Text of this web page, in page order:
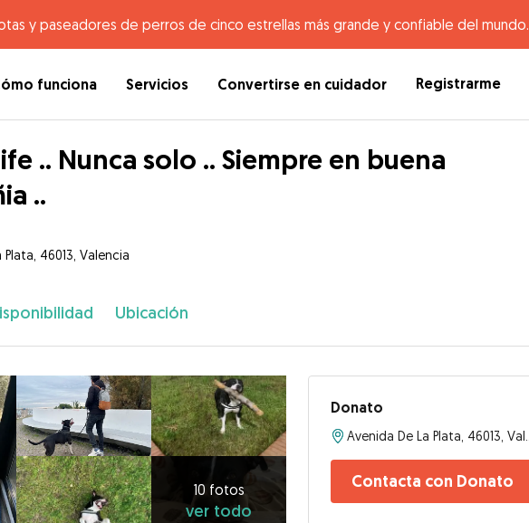
y paseadores de perros de cinco estrellas más grande y confiable del mundo.
funciona Servicios Convertirse en cuidador Registrarme
.. Nunca solo .. Siempre en buena
..
Plata, 46013, Valencia
Ubicación
10 fotos
ver todo
Donato
Contacta con Donato